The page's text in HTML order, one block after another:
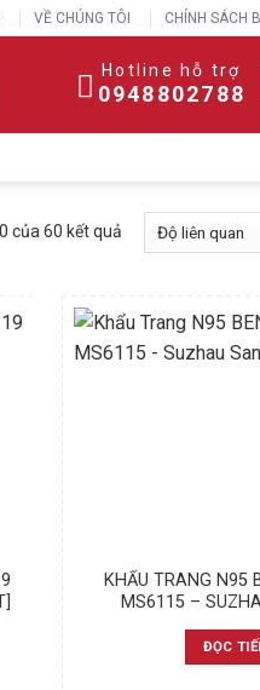
VỀ CHÚNG TÔI CHÍNH SÁCH
Hotline hỗ trợ
0948802788
của 60 kết quả
KHẨU TRANG N95
MS6115 –
ĐỌC